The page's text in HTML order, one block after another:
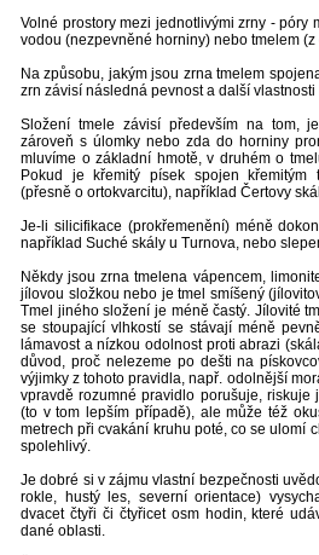
Volné prostory mezi jednotlivými zrny - póry
vodou (nezpevněné horniny) nebo tmelem
Na způsobu, jakým jsou zrna tmelem
zrn závisí následná pevnost a další vlastnosti
Složení tmele závisí především na tom,
zároveň s úlomky nebo zda do horniny
mluvíme o základní hmotě, v druhém o
Pokud je křemitý písek spojen křemitým
(přesně o ortokvarcitu), například Čertovy
Je-li silicifikace (prokřemenění) méně
například Suché skály u Turnova, nebo
Někdy jsou zrna tmelena vápencem,
jílovou složkou nebo je tmel smíšený
Tmel jiného složení je méně častý. Jílovité
se stoupající vlhkostí se stávají méně
lámavost a nízkou odolnost proti abrazi
důvod, proč nelezeme po dešti na
výjimky z tohoto pravidla, např. odolnější
vpravdě rozumné pravidlo porušuje, riskuje
(to v tom lepším případě), ale může též
metrech při cvakání kruhu poté, co se ulomí
spolehlivý.
Je dobré si v zájmu vlastní bezpečnosti
rokle, hustý les, severní orientace)
dvacet čtyři či čtyřicet osm hodin, které
dané oblasti.